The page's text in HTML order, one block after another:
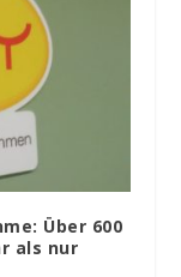
Über 600
als nur